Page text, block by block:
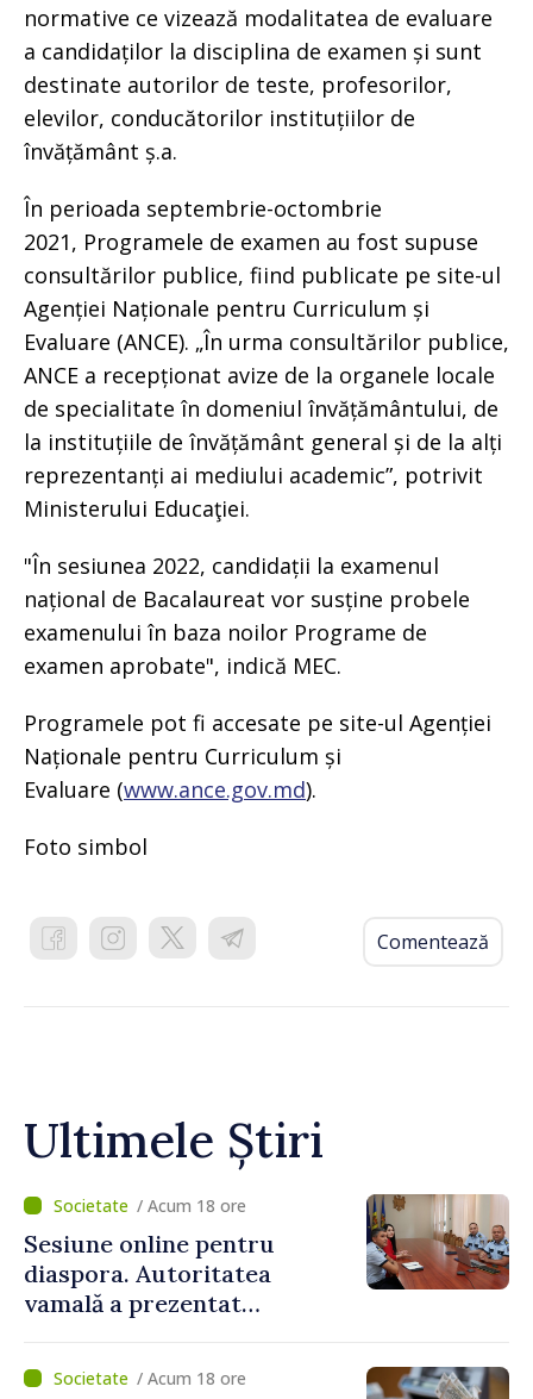
normative ce vizează modalitatea de evaluare
a candidaților la disciplina de examen și sunt
destinate autorilor de teste, profesorilor,
elevilor, conducătorilor instituțiilor de
învățământ ș.a.
În perioada septembrie-octombrie
2021, Programele de examen au fost supuse
consultărilor publice, fiind publicate pe site-ul
Agenției Naționale pentru Curriculum și
Evaluare (ANCE). „În urma consultărilor publice,
ANCE a recepționat avize de la organele locale
de specialitate în domeniul învățământului, de
la instituțiile de învățământ general și de la alți
reprezentanți ai mediului academic”, potrivit
Ministerului Educaţiei.
"În sesiunea 2022, candidații la examenul
național de Bacalaureat vor susține probele
examenului în baza noilor Programe de
examen aprobate", indică MEC.
Programele pot fi accesate pe site-ul Agenției
Naționale pentru Curriculum și
Evaluare (www.ance.gov.md).
Foto simbol
Comentează
Ultimele Știri
/ Acum 18 ore
Sesiune online pentru
diaspora. Autoritatea
vamală a prezentat
revenirea în țară
/ Acum 18 ore